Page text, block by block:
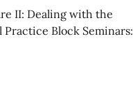
II: Dealing with the
Practice Block Seminars: